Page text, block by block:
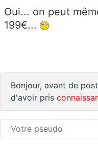
Oui... on peut
199€...
Bonjour, avant de
d'avoir pris